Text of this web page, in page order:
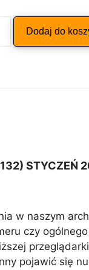
ilość
ODKRYWCA
Dodaj do
STYCZEŃ
w naszym
czy
pojawić się